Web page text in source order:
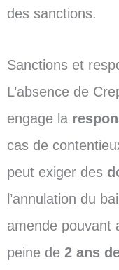
des sanctions.
Sanctions et
L’absence de
engage la
cas de
peut exiger des
l’annulation du
amende pouvant
peine de 2 ans